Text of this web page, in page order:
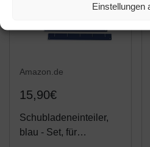
Einstellungen
Amazon.de
15,90€
Schubladeneinteiler,
blau - Set, für